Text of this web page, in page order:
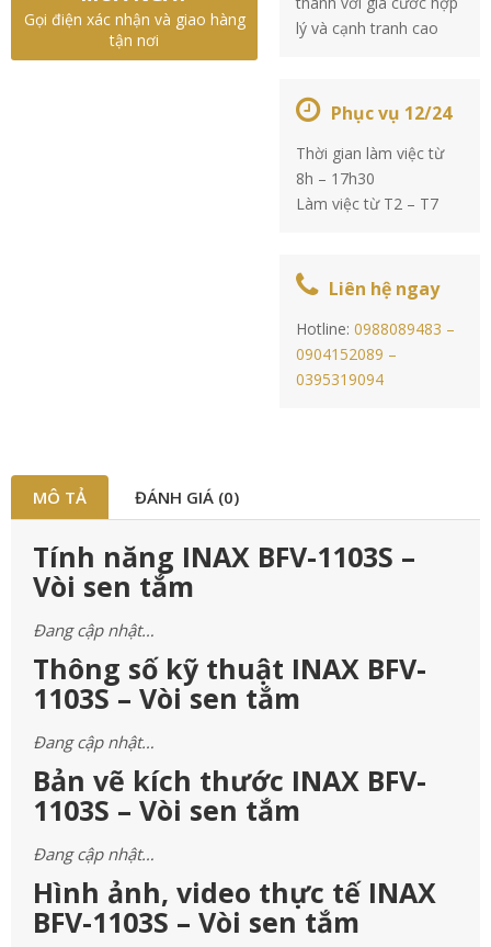
Gọi điện xác nhận và giao hàng
tận nơi
lý và cạnh tranh cao
Phục vụ 12/24
Thời gian làm việc từ
8h – 17h30
Làm việc từ T2 – T7
Liên hệ ngay
Hotline:0988089483 –
0904152089 –
0395319094
MÔ TẢ ĐÁNH GIÁ (0)
Tính năng INAX BFV-1103S –
Vòi sen tắm
Đang cập nhật…
Thông số kỹ thuật INAX BFV-
1103S – Vòi sen tắm
Đang cập nhật…
Bản vẽ kích thước INAX BFV-
1103S – Vòi sen tắm
Đang cập nhật…
Hình ảnh, video thực tế INAX
BFV-1103S – Vòi sen tắm